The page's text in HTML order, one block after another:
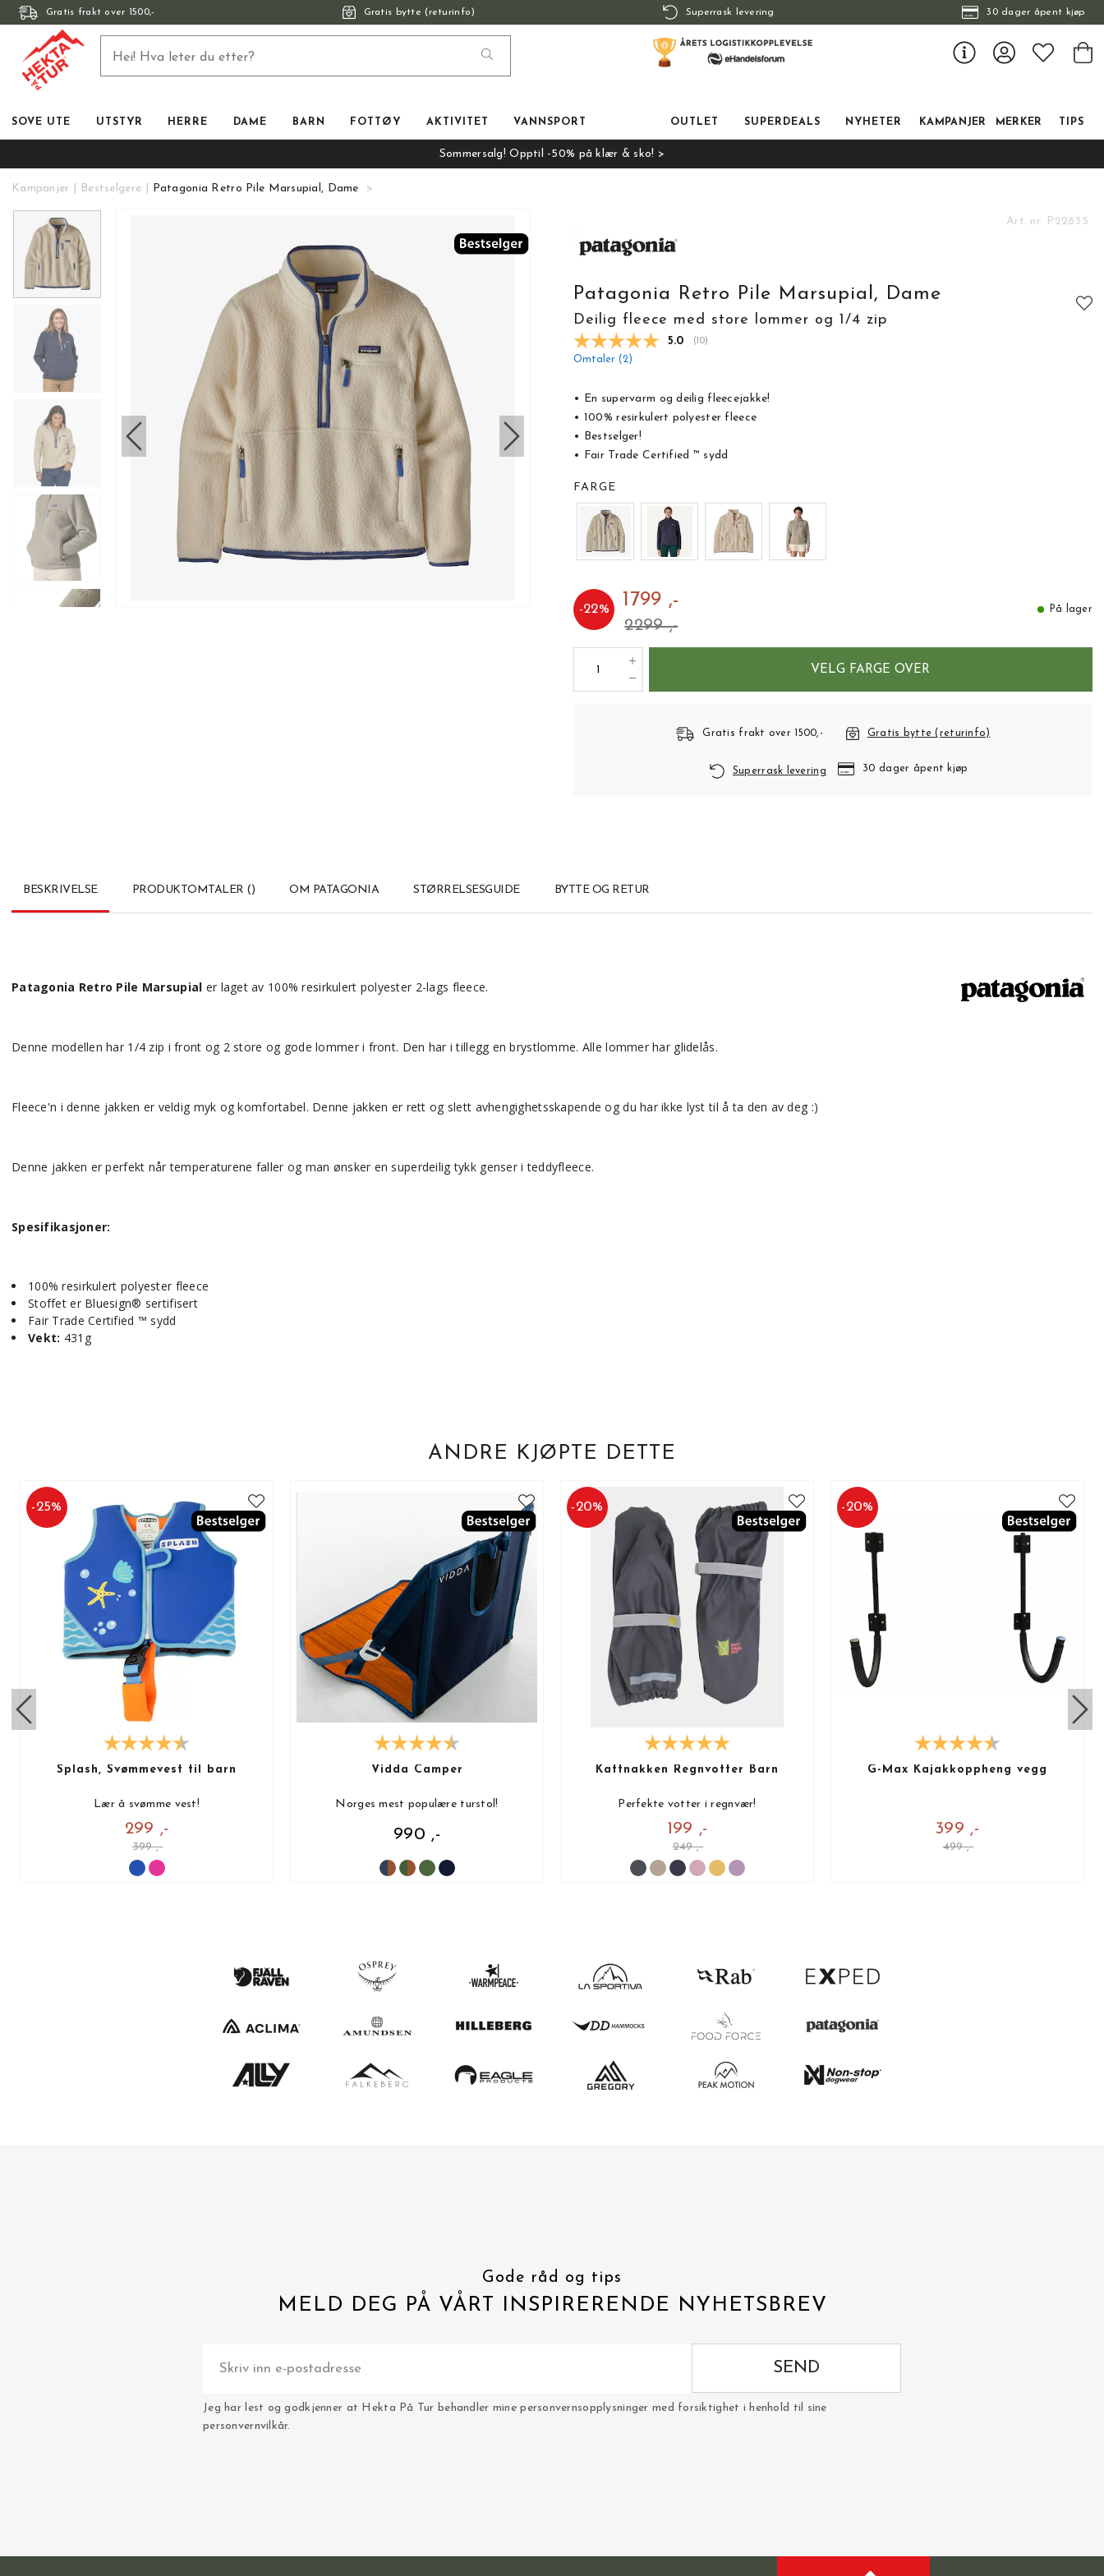
Gratis frakt over 1500,- Gratis bytte (returinfo) Superrask levering 30 dager åpent kjøp
SOVE UTE UTSTYR HERRE DAME BARN FOTTØY AKTIVITET VANNSPORT OUTLET SUPERDEALS NYHETER KAMPANJER MERKER TIPS
Sommersalg! Opptil -50% på klær & sko! >
Kampanjer Bestselgere Patagonia Retro Pile Marsupial, Dame
Art. nr. P22835
Patagonia Retro Pile Marsupial, Dame
Deilig fleece med store lommer og 1/4 zip
Gjennomsnittskarakter:
5.0 ( stemmer:
10)
Omtaler (2)
• En supervarm og deilig fleecejakke!
• 100% resirkulert polyester fleece
• Bestselger!
• Fair Trade Certified ™ sydd
FARGE
-22% 1799 ,-
2299 ,-
På lager
VELG FARGE OVER
Gratis frakt over 1500,- Gratis bytte (returinfo)
Superrask levering 30 dager åpent kjøp
BESKRIVELSE PRODUKTOMTALER () OM PATAGONIA STØRRELSESGUIDE BYTTE OG RETUR
Patagonia Retro Pile Marsupial er laget av 100% resirkulert polyester 2-lags fleece.
Denne modellen har 1/4 zip i front og 2 store og gode lommer i front. Den har i tillegg en brystlomme. Alle lommer har glidelås.
Fleece'n i denne jakken er veldig myk og komfortabel. Denne jakken er rett og slett avhengighetsskapende og du har ikke lyst til å ta den av deg :)
Denne jakken er perfekt når temperaturene faller og man ønsker en superdeilig tykk genser i teddyfleece.
Spesifikasjoner:
100% resirkulert polyester fleece
Stoffet er Bluesign® sertifisert
Fair Trade Certified ™ sydd
Vekt: 431g
ANDRE KJØPTE DETTE
-25%
Splash, Svømmevest til barn
Lær å svømme vest!
299 ,-
399 ,-
Vidda Camper
Norges mest populære turstol!
990 ,-
-20%
Kattnakken Regnvotter Barn
Perfekte votter i regnvær!
199 ,-
249 ,-
-20%
G-Max Kajakkoppheng vegg
399 ,-
499 ,-
Gode råd og tips
MELD DEG PÅ VÅRT INSPIRERENDE NYHETSBREV
SEND
Jeg har lest og godkjenner at Hekta På Tur behandler mine personvernsopplysninger med forsiktighet i henhold til sine
personvernvilkår.